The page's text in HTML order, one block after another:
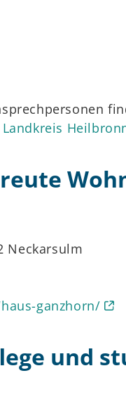
Neckarsulm
ganzhorn/
und